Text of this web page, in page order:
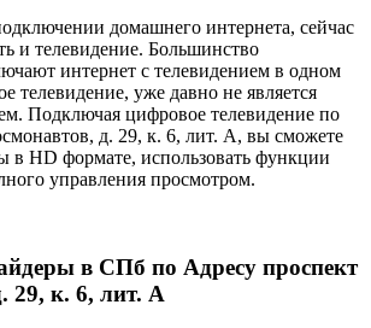
домашнего интернета, сейчас
и телевидение. Большинство
интернет с телевидением в одном
телевидение, уже давно не является
Подключая цифровое телевидение по
д. 29, к. 6, лит. А, вы сможете
в HD формате, использовать функции
управления просмотром.
в СПб по Адресу проспект
29, к. 6, лит. А